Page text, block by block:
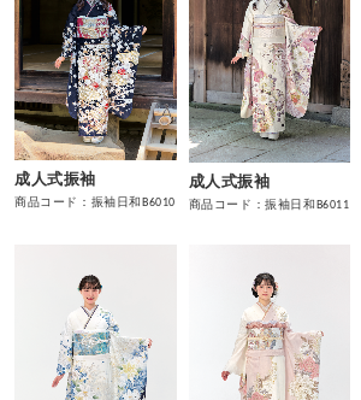
成人式振袖
商品コード：振袖日和B6010
成人式振袖
商品コード：振袖日和B6011